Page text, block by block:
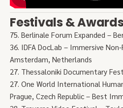
Festivals & Awards
75. Berlinale Forum Expanded –
36. IDFA DocLab – Immersive
Amsterdam, Netherlands
27. Thessaloniki Documentary
27. One World International
Prague, Czech Republic – Best